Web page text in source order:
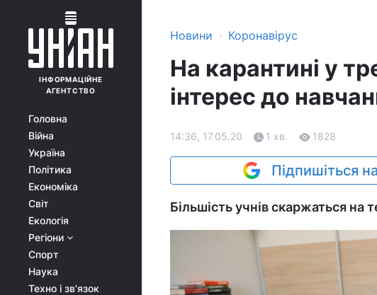
ІНФОРМАЦІЙНЕ
АГЕНТСТВО
Головна
Війна
Україна
Політика
Економіка
Світ
Екологія
Регіони
Спорт
Наука
Техно і зв'язок
Новини › Коронавірус
На карантині у
інтерес до
14:36, 17.05.20 1 хв. 1828
Підпишіться
Більшість учнів скаржаться на